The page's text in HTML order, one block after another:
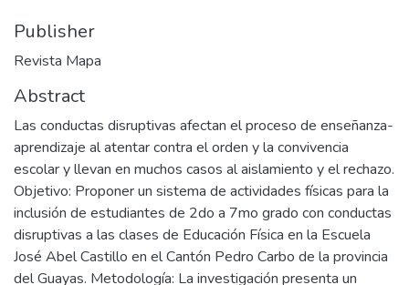
Publisher
Revista Mapa
Abstract
Las conductas disruptivas afectan el proceso de enseñanza-
aprendizaje al atentar contra el orden y la convivencia
escolar y llevan en muchos casos al aislamiento y el rechazo.
Objetivo: Proponer un sistema de actividades físicas para la
inclusión de estudiantes de 2do a 7mo grado con conductas
disruptivas a las clases de Educación Física en la Escuela
José Abel Castillo en el Cantón Pedro Carbo de la provincia
del Guayas. Metodología: La investigación presenta un